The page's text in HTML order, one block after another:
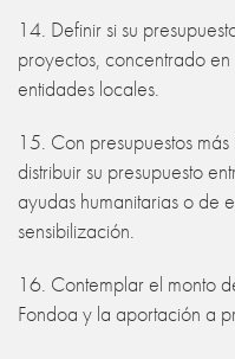
14. Definir si su
proyectos, concentrado
entidades locales.
15. Con presupuestos
distribuir su presupuesto
ayudas humanitarias o de
sensibilización.
16. Contemplar el monto
Fondoa y la aportación a